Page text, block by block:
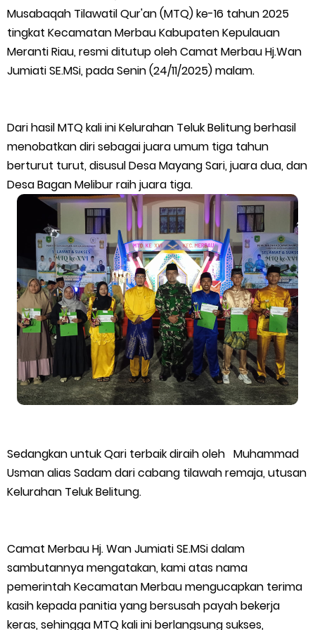
Musyawarah LAM Ke-3 Tualang Sukses, Zulkifli Z (Nomor Urut 1)
Resmi Terpilih Pimpin Lembaga Adat
Merah Putih Presisi Polda Riau.
Teluk Belitung Bagaikan Kota Mati Disaat Listrik Diberlakukan
Pemadaman Secara Bergilir, Mesin 600 kW Diharapkan Jadi
Solusi.
F-PETIR Desak Pemkab Lingga Segera Buka Solusi Tambang
Timah Rakyat: Jangan Hanya di Laut yang Beroperasi,
Tambang Timah di Darat Juga Butuh Hidup
Saat Duka Menyelimuti Korban Serangan Monyet, YBM PLN UP3
Rengat Bersama PW IWO Riau Ulurkan Tangan Kemanusiaan
Optimalisasi Pelaksanaan Program Jaminan Sosial
Ketenagakerjaan Diperkuat
Layangkan Surat Konfirmasi ke PT Arara Abadi.
Meranti 2026, 30 Putra-Putri Terbaik Disiapkan Kibarkan Merah
Musabaqah Tilawatil Qur'an (MTQ) ke-16 tahun 2025
tingkat Kecamatan Merbau Kabupaten Kepulauan
Meranti Riau, resmi ditutup oleh Camat Merbau Hj.Wan
Jumiati SE.MSi, pada Senin (24/11/2025) malam.
Dari hasil MTQ kali ini Kelurahan Teluk Belitung berhasil
menobatkan diri sebagai juara umum tiga tahun
berturut turut, disusul Desa Mayang Sari, juara dua, dan
Desa Bagan Melibur raih juara tiga.
Sedangkan untuk Qari terbaik diraih oleh Muhammad
Usman alias Sadam dari cabang tilawah remaja, utusan
Kelurahan Teluk Belitung.
Camat Merbau Hj. Wan Jumiati SE.MSi dalam
sambutannya mengatakan, kami atas nama
pemerintah Kecamatan Merbau mengucapkan terima
kasih kepada panitia yang bersusah payah bekerja
keras, sehingga MTQ kali ini berlangsung sukses,